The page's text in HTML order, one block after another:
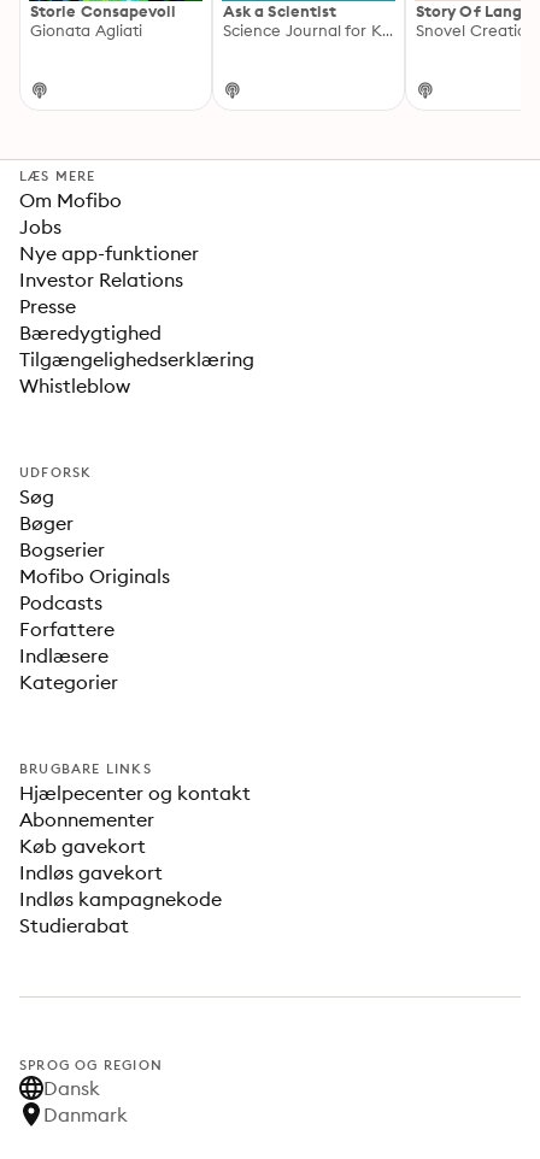
Storie Consapevoli
Gionata Agliati
Ask a Scientist
Science Journal for Kids
Story Of
Snovel
LÆS MERE
Om Mofibo
Jobs
Nye app-funktioner
Investor Relations
Presse
Bæredygtighed
Tilgængelighedserklæring
Whistleblow
UDFORSK
Søg
Bøger
Bogserier
Mofibo Originals
Podcasts
Forfattere
Indlæsere
Kategorier
BRUGBARE LINKS
Hjælpecenter og kontakt
Abonnementer
Køb gavekort
Indløs gavekort
Indløs kampagnekode
Studierabat
SPROG OG REGION
Dansk
Danmark